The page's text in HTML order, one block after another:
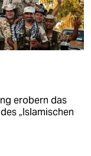
erobern das
„Islamischen